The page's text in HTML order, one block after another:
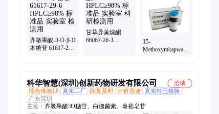
齐墩果酸-3-O-β-D
木糖苷 61617-29-6
甘草异黄烷酮
66067-26-3
15-
Methoxymkapwanin
测
科华智慧(深圳)创新药物研发有限公司
洽谈
综合体验L0 真实工厂 回复及时 出价迅速
真实性已核验
广东深圳
主营： 齐墩果酸3O糖苷、白僵菌素、薯蓣皂苷